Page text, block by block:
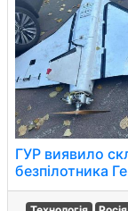
ГУР виявило
безпілотника